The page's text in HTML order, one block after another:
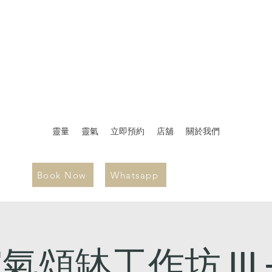
靈量 靈氣 立即預約 店舖 關於我們
Book Now Whatsapp
頌缽工作坊 III